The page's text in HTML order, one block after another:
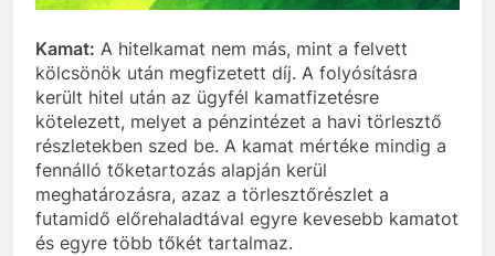
Kamat: A hitelkamat nem más, mint a felvett
kölcsönök után megfizetett díj. A folyósításra
került hitel után az ügyfél kamatfizetésre
kötelezett, melyet a pénzintézet a havi törlesztő
részletekben szed be. A kamat mértéke mindig a
fennálló tőketartozás alapján kerül
meghatározásra, azaz a törlesztőrészlet a
futamidő előrehaladtával egyre kevesebb kamatot
és egyre több tőkét tartalmaz.